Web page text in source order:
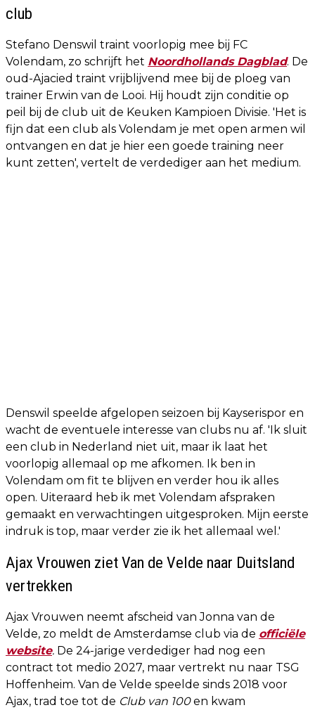
club
Stefano Denswil traint voorlopig mee bij FC
Volendam, zo schrijft het Noordhollands Dagblad. De
oud-Ajacied traint vrijblijvend mee bij de ploeg van
trainer Erwin van de Looi. Hij houdt zijn conditie op
peil bij de club uit de Keuken Kampioen Divisie. 'Het is
fijn dat een club als Volendam je met open armen wil
ontvangen en dat je hier een goede training neer
kunt zetten', vertelt de verdediger aan het medium.
Denswil speelde afgelopen seizoen bij Kayserispor en
wacht de eventuele interesse van clubs nu af. 'Ik sluit
een club in Nederland niet uit, maar ik laat het
voorlopig allemaal op me afkomen. Ik ben in
Volendam om fit te blijven en verder hou ik alles
open. Uiteraard heb ik met Volendam afspraken
gemaakt en verwachtingen uitgesproken. Mijn eerste
indruk is top, maar verder zie ik het allemaal wel.'
Ajax Vrouwen ziet Van de Velde naar Duitsland
vertrekken
Ajax Vrouwen neemt afscheid van Jonna van de
Velde, zo meldt de Amsterdamse club via de officiële
website. De 24-jarige verdediger had nog een
contract tot medio 2027, maar vertrekt nu naar TSG
Hoffenheim. Van de Velde speelde sinds 2018 voor
Ajax, trad toe tot de Club van 100en kwam